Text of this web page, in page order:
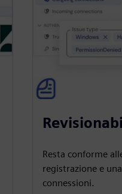
Resta conforme
registrazione e
connessioni.